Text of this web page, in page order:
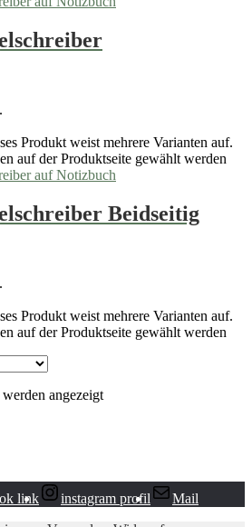
Produkt weist mehrere Varianten auf.
auf der Produktseite gewählt werden
Beidseitig
Produkt weist mehrere Varianten auf.
auf der Produktseite gewählt werden
angezeigt
link instagram profil
Mail